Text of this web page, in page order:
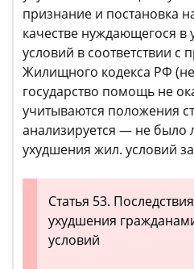
признание и постановка
качестве нуждающегося
условий в соответствии с
Жилищного кодекса РФ
государство помощь не
учитываются положения
анализируется — не было
ухудшения жил. условий
Статья 53.
ухудшения
условий